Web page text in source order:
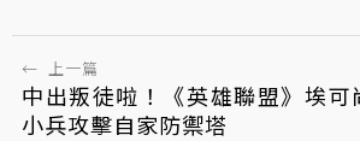
← 上一篇
中出叛徒啦！《英雄聯盟》埃可
小兵攻擊自家防禦塔